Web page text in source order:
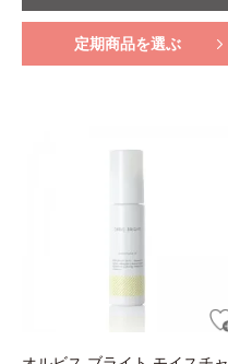
定期商品を選ぶ